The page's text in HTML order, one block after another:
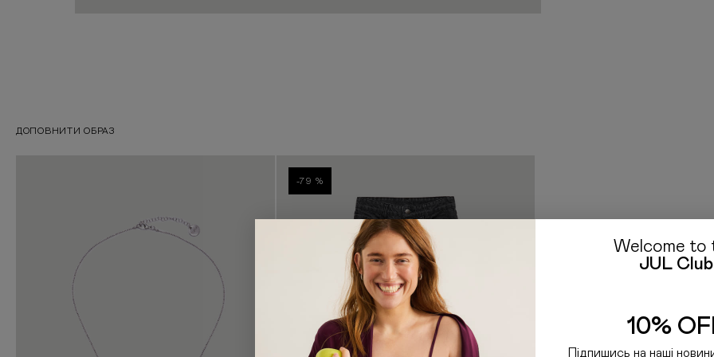
ДОПОВНИТИ ОБРАЗ
-79 %
Welcome to
JUL Club
10%
Підпишись на наші